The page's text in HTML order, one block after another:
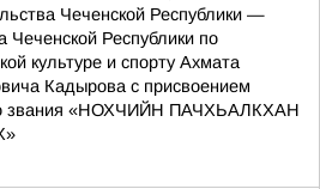
Чеченской Республики —
Чеченской Республики по
культуре и спорту Ахмата
Кадырова с присвоением
звания «НОХЧИЙН ПАЧХЬАЛКХАН